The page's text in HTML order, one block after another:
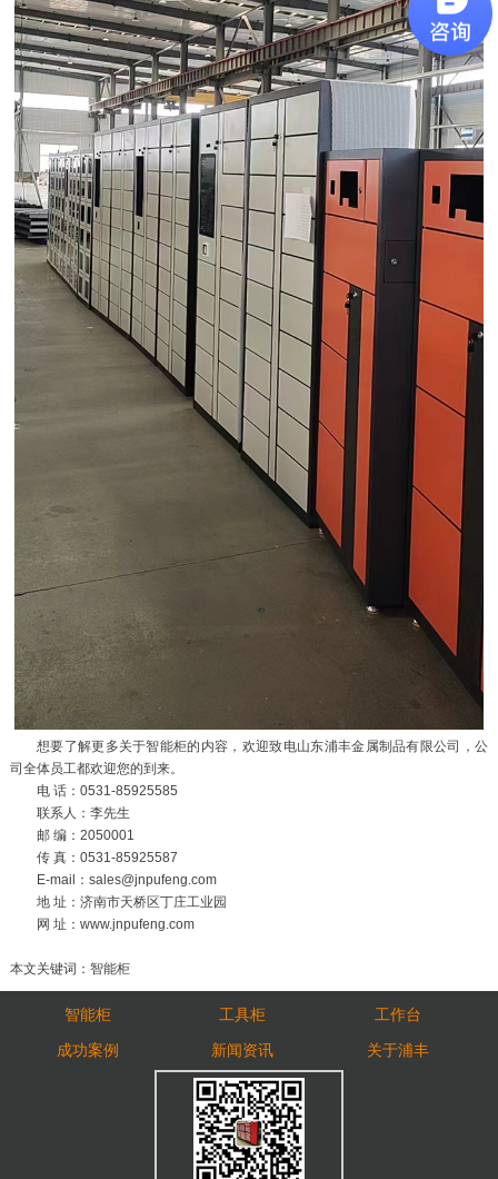
想要了解更多关于智能柜的内容，欢迎致电山东浦丰金属制品有限公司，公
司全体员工都欢迎您的到来。
电 话：0531-85925585
联系人：李先生
邮 编：2050001
传 真：0531-85925587
E-mail：sales@jnpufeng.com
地 址：济南市天桥区丁庄工业园
网 址：www.jnpufeng.com
本文关键词：智能柜
智能柜 工具柜
工作台
成功案例
新闻资讯 关于浦丰